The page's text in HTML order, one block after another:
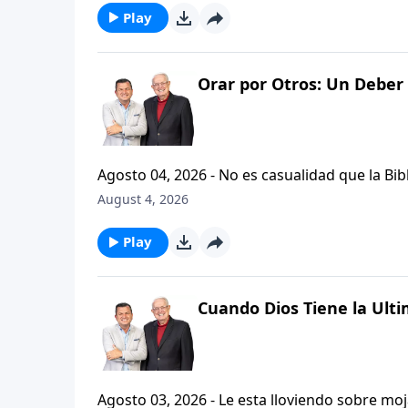
Play
Orar por Otros: Un Deber
Agosto 04, 2026 - No es casualidad que la Biblia contenga
profetas, apostoles...de gente comun y
especifica.
August 4, 2026
Play
Cuando Dios Tiene la
Agosto 03, 2026 - Le esta lloviendo sobre mojado? Siente que el dolor y el sufrimiento se han